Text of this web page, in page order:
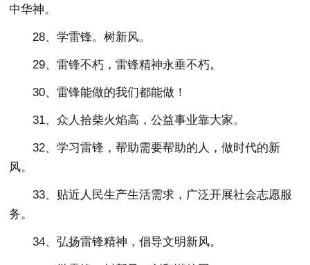
中华神。
28、学雷锋。树新风。
29、雷锋不朽，雷锋精神永垂不朽。
30、雷锋能做的我们都能做！
31、众人拾柴火焰高，公益事业靠大家。
32、学习雷锋，帮助需要帮助的人，做时代的新
风。
33、贴近人民生产生活需求，广泛开展社会志愿服
务。
34、弘扬雷锋精神，倡导文明新风。